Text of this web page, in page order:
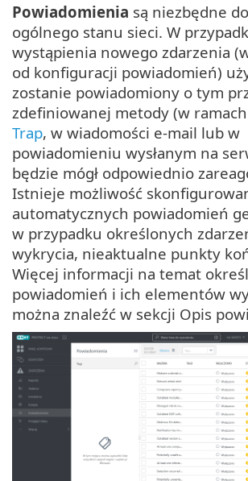
Powiadomienia są niezbędne
ogólnego stanu sieci. W
wystąpienia nowego zdarzenia
od konfiguracji powiadomień)
zostanie powiadomiony o tym
zdefiniowanej metody (w ramach
Trap, w wiadomości e-mail lub w
powiadomieniu wysłanym na
będzie mógł odpowiednio
Istnieje możliwość
automatycznych powiadomień
w przypadku określonych
wykrycia, nieaktualne punkty
Więcej informacji na temat
powiadomień i ich elementów
można znaleźć w sekcji Opis